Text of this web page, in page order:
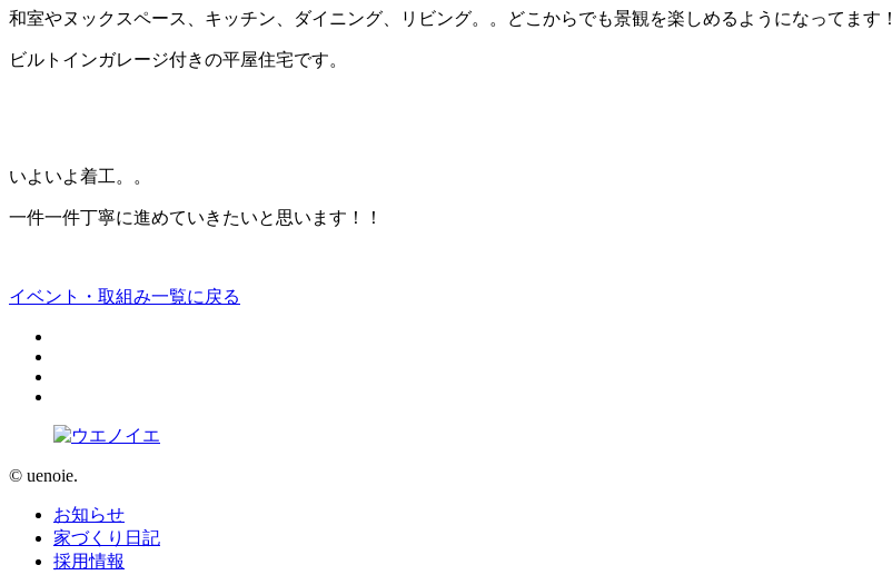
和室やヌックスペース、キッチン、ダイニング、リビング。。どこからでも景観を楽しめるようになってます！
ビルトインガレージ付きの平屋住宅です。
いよいよ着工。。
一件一件丁寧に進めていきたいと思います！！
イベント・取組み一覧に戻る
© uenoie.
お知らせ
家づくり日記
採用情報